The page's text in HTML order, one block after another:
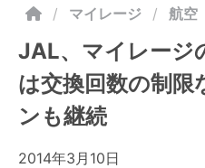
/ マイレージ 航空
JAL、マイレージ
は交換回数の制
ンも継続
2014年3月10日